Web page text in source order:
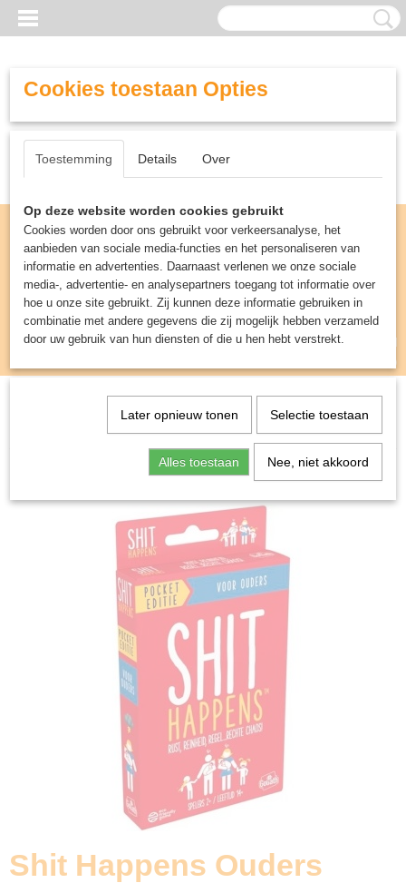
Inloggen Registreren
UW WINKELWAGEN
(0)
Spellen & Puzzels> Shit Happens Ouders
Pocket Editie - Kaartspel
Shit Happens Ouders
Cookies toestaan Opties
Toestemming Details Over
Op deze website worden cookies gebruikt
Cookies worden door ons gebruikt voor verkeersanalyse, het
aanbieden van sociale media-functies en het personaliseren van
informatie en advertenties. Daarnaast verlenen we onze sociale
media-, advertentie- en analysepartners toegang tot informatie over
hoe u onze site gebruikt. Zij kunnen deze informatie gebruiken in
combinatie met andere gegevens die zij mogelijk hebben verzameld
door uw gebruik van hun diensten of die u hen hebt verstrekt.
Later opnieuw tonen Selectie toestaan
Alles toestaan Nee, niet akkoord